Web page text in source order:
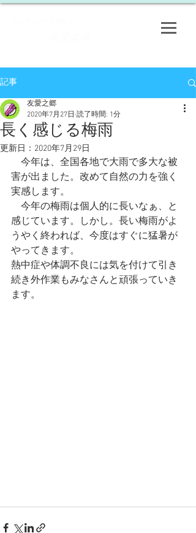
記事
長く感じる梅雨
友愛之郷
2020年7月27日 読了時間: 1分
更新日： 2020年7月29日
今年は、全国各地で大雨で多大な被
害が出ました。改めて自然の力を強く
実感します。
今年の梅雨は個人的に長いなぁ、と
感じています。しかし。長い梅雨がよ
うやく終われば、今度はすぐに猛暑が
やってきます。
熱中症や体調不良には気を付けて引き
続き外作業もみなさんと頑張っていき
ます。